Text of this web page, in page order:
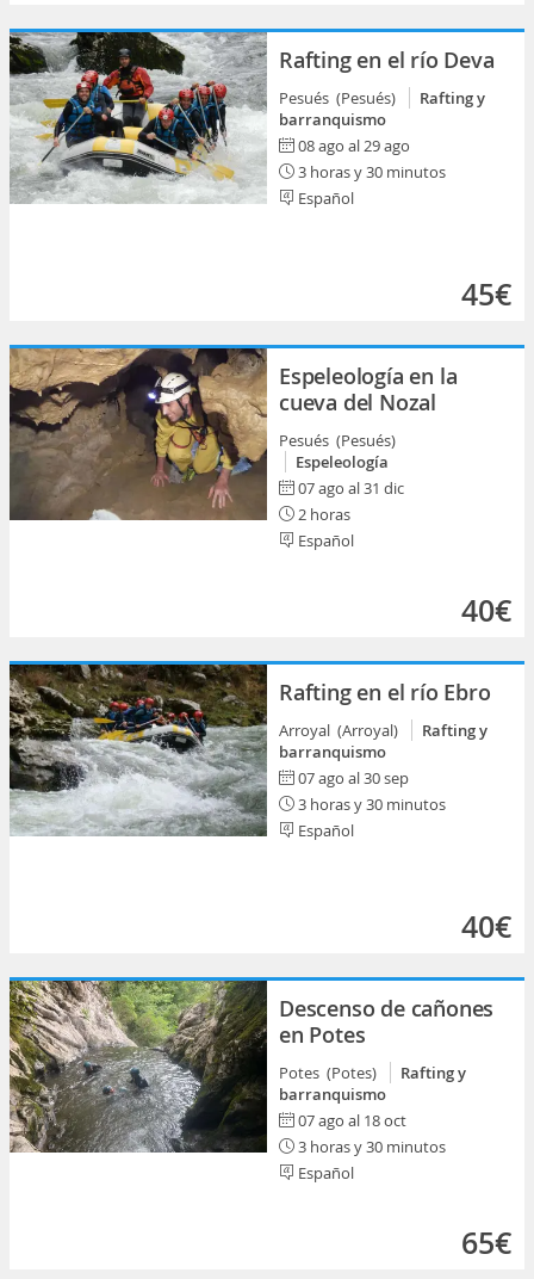
Rafting en el río Deva
Pesués (Pesués)
Rafting y
barranquismo
08 ago al 29 ago
3 horas y 30 minutos
Español
45€
Espeleología en la
cueva del Nozal
Pesués (Pesués)
Espeleología
07 ago al 31 dic
2 horas
Español
40€
Rafting en el río Ebro
Arroyal (Arroyal)
Rafting y
barranquismo
07 ago al 30 sep
3 horas y 30 minutos
Español
40€
Descenso de cañones
en Potes
Potes (Potes)
Rafting y
barranquismo
07 ago al 18 oct
3 horas y 30 minutos
Español
65€